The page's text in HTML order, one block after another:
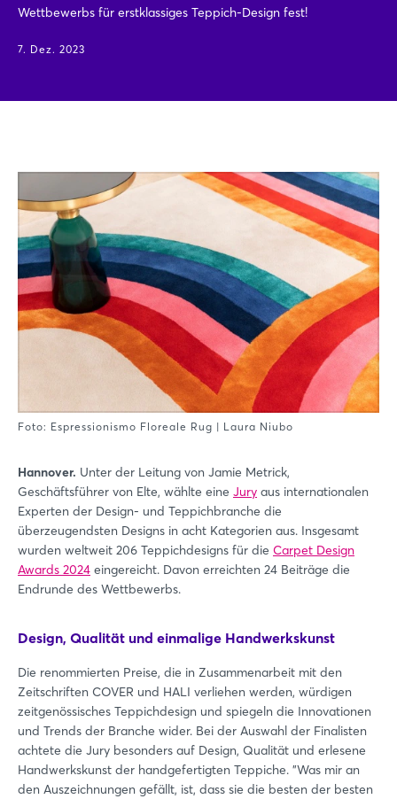
Wettbewerbs für erstklassiges Teppich-Design fest!
7. Dez. 2023
Foto: Espressionismo Floreale Rug | Laura Niubo
Hannover. Unter der Leitung von Jamie Metrick,
Geschäftsführer von Elte, wählte eine Jury aus internationalen
Experten der Design- und Teppichbranche die
überzeugendsten Designs in acht Kategorien aus. Insgesamt
wurden weltweit 206 Teppichdesigns für die Carpet Design
Awards 2024 eingereicht. Davon erreichten 24 Beiträge die
Endrunde des Wettbewerbs.
Design, Qualität und einmalige Handwerkskunst
Die renommierten Preise, die in Zusammenarbeit mit den
Zeitschriften COVER und HALI verliehen werden, würdigen
zeitgenössisches Teppichdesign und spiegeln die Innovationen
und Trends der Branche wider. Bei der Auswahl der Finalisten
achtete die Jury besonders auf Design, Qualität und erlesene
Handwerkskunst der handgefertigten Teppiche. "Was mir an
den Auszeichnungen gefällt, ist, dass sie die besten der besten